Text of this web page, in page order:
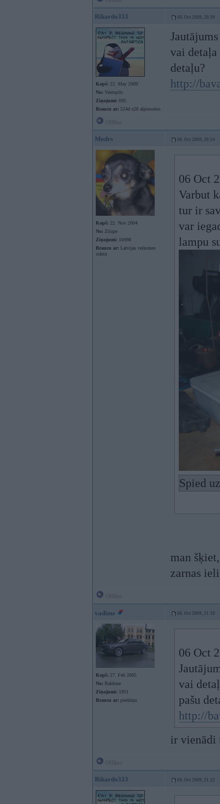
Rikardo333 06. Oct 2009, 20:39
Kopš: 22. May 2009
No: Ventspils
Ziņojumi: 695
Braucu ar: 524d e28 alpinweiss
vai detaļa
detaļu?
http://
Modrs 06. Oct 2009, 20:54
Kopš: 22. Nov 2004
No: Zilupe
Ziņojumi: 10498
Braucu ar: Latvijas veiksmes
stāstu
06 Oct
Varbut
tur ir
var
lampu
Spied
man
zarnas
vadims 06. Oct 2009, 21:10
Kopš: 27. Feb 2005
No: Baldone
Ziņojumi: 1951
Braucu ar: piedziņu
06 Oct
vai
pašu
http://
ir vienādi
Rikardo333 06. Oct 2009, 21:22